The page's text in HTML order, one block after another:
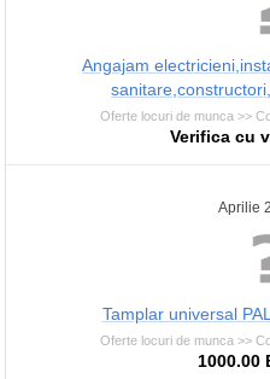
Angajam
Oferte locuri de munca >>
Verifica cu
Aprilie
Tamplar universal
Oferte locuri de munca >>
1000.00